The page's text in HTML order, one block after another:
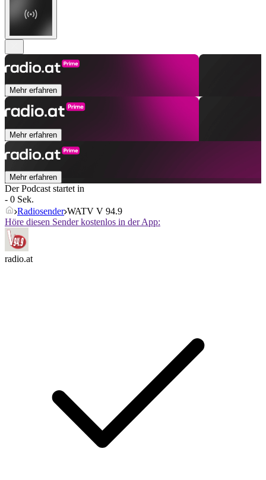
Mehr erfahren
Mehr erfahren
Mehr erfahren
Der Podcast startet in
- 0 Sek.
Radiosender WATV V 94.9
Höre diesen Sender kostenlos in der App:
radio.at